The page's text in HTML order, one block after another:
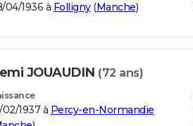
04/1936 à Folligny(Manche)
JOUAUDIN (72 ans)
02/1937 à Percy-en-Normandie